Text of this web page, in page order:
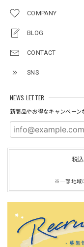
COMPANY
BLOG
CONTACT
SNS
NEWS LETTER
新商品やお得なキャンペーン
税
※一部地域